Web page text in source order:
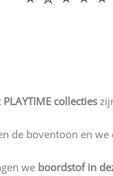
collecties
de boventoon en
we boordstof in